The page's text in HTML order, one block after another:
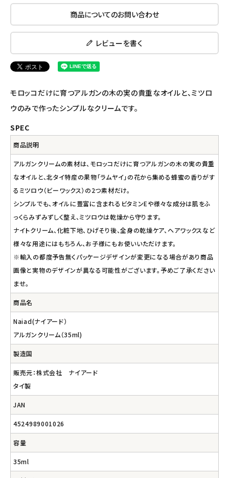
ナチュラプラス
アルマウィン
アルモニベルツ
ご利用ガイド等
アカウント情報
ようこそ ゲスト 様
meeting_room ログイン person 会員登録
商品についてのお問い合わせ
レビューを書く
モロッコだけに育つアルガンの木の実の貴重なオイルと、ミツロ
ウのみで作ったシンプルなクリームです。
SPEC
商品説明
アルガンクリームの素材は、モロッコだけに育つアルガンの木の実の貴重
なオイルと、北タイ特産の果物「ラムヤイ」の花から集める蜂蜜の香りがす
るミツロウ（ビーワックス）の2つ素材だけ。
シンプルでも、オイルに豊富に含まれるビタミンEや様々な成分は肌をふ
っくらみずみずしく整え、ミツロウは乾燥から守ります。
ナイトクリーム、化粧下地、ひげそり後、全身の乾燥ケア、ヘアワックスなど
様々な用途にはもちろん、お子様にもお使いいただけます。
※輸入の都度予告無くパッケージデザインが変更になる場合があり商品
画像と実物のデザインが異なる可能性がございます。予めご了承ください
ませ。
商品名
Naiad(ナイアード）
アルガンクリーム（35ml)
製造国
販売元：株式会社 ナイアード
タイ製
JAN
4524989001026
容量
35ml